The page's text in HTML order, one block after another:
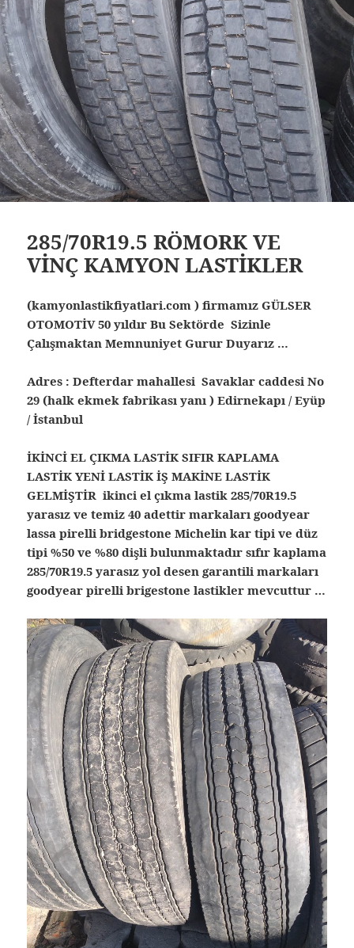
285/70R19.5 RÖMORK VE
VİNÇ KAMYON LASTİKLER
(kamyonlastikfiyatlari.com ) firmamız GÜLSER
OTOMOTİV 50 yıldır Bu Sektörde Sizinle
Çalışmaktan Memnuniyet Gurur Duyarız …
Adres : Defterdar mahallesi Savaklar caddesi No
29 (halk ekmek fabrikası yanı ) Edirnekapı / Eyüp
/ İstanbul
İKİNCİ EL ÇIKMA LASTİK SIFIR KAPLAMA
LASTİK YENİ LASTİK İŞ MAKİNE LASTİK
GELMİŞTİR ikinci el çıkma lastik 285/70R19.5
yarasız ve temiz 40 adettir markaları goodyear
lassa pirelli bridgestone Michelin kar tipi ve düz
tipi %50 ve %80 dişli bulunmaktadır sıfır kaplama
285/70R19.5 yarasız yol desen garantili markaları
goodyear pirelli brigestone lastikler mevcuttur …